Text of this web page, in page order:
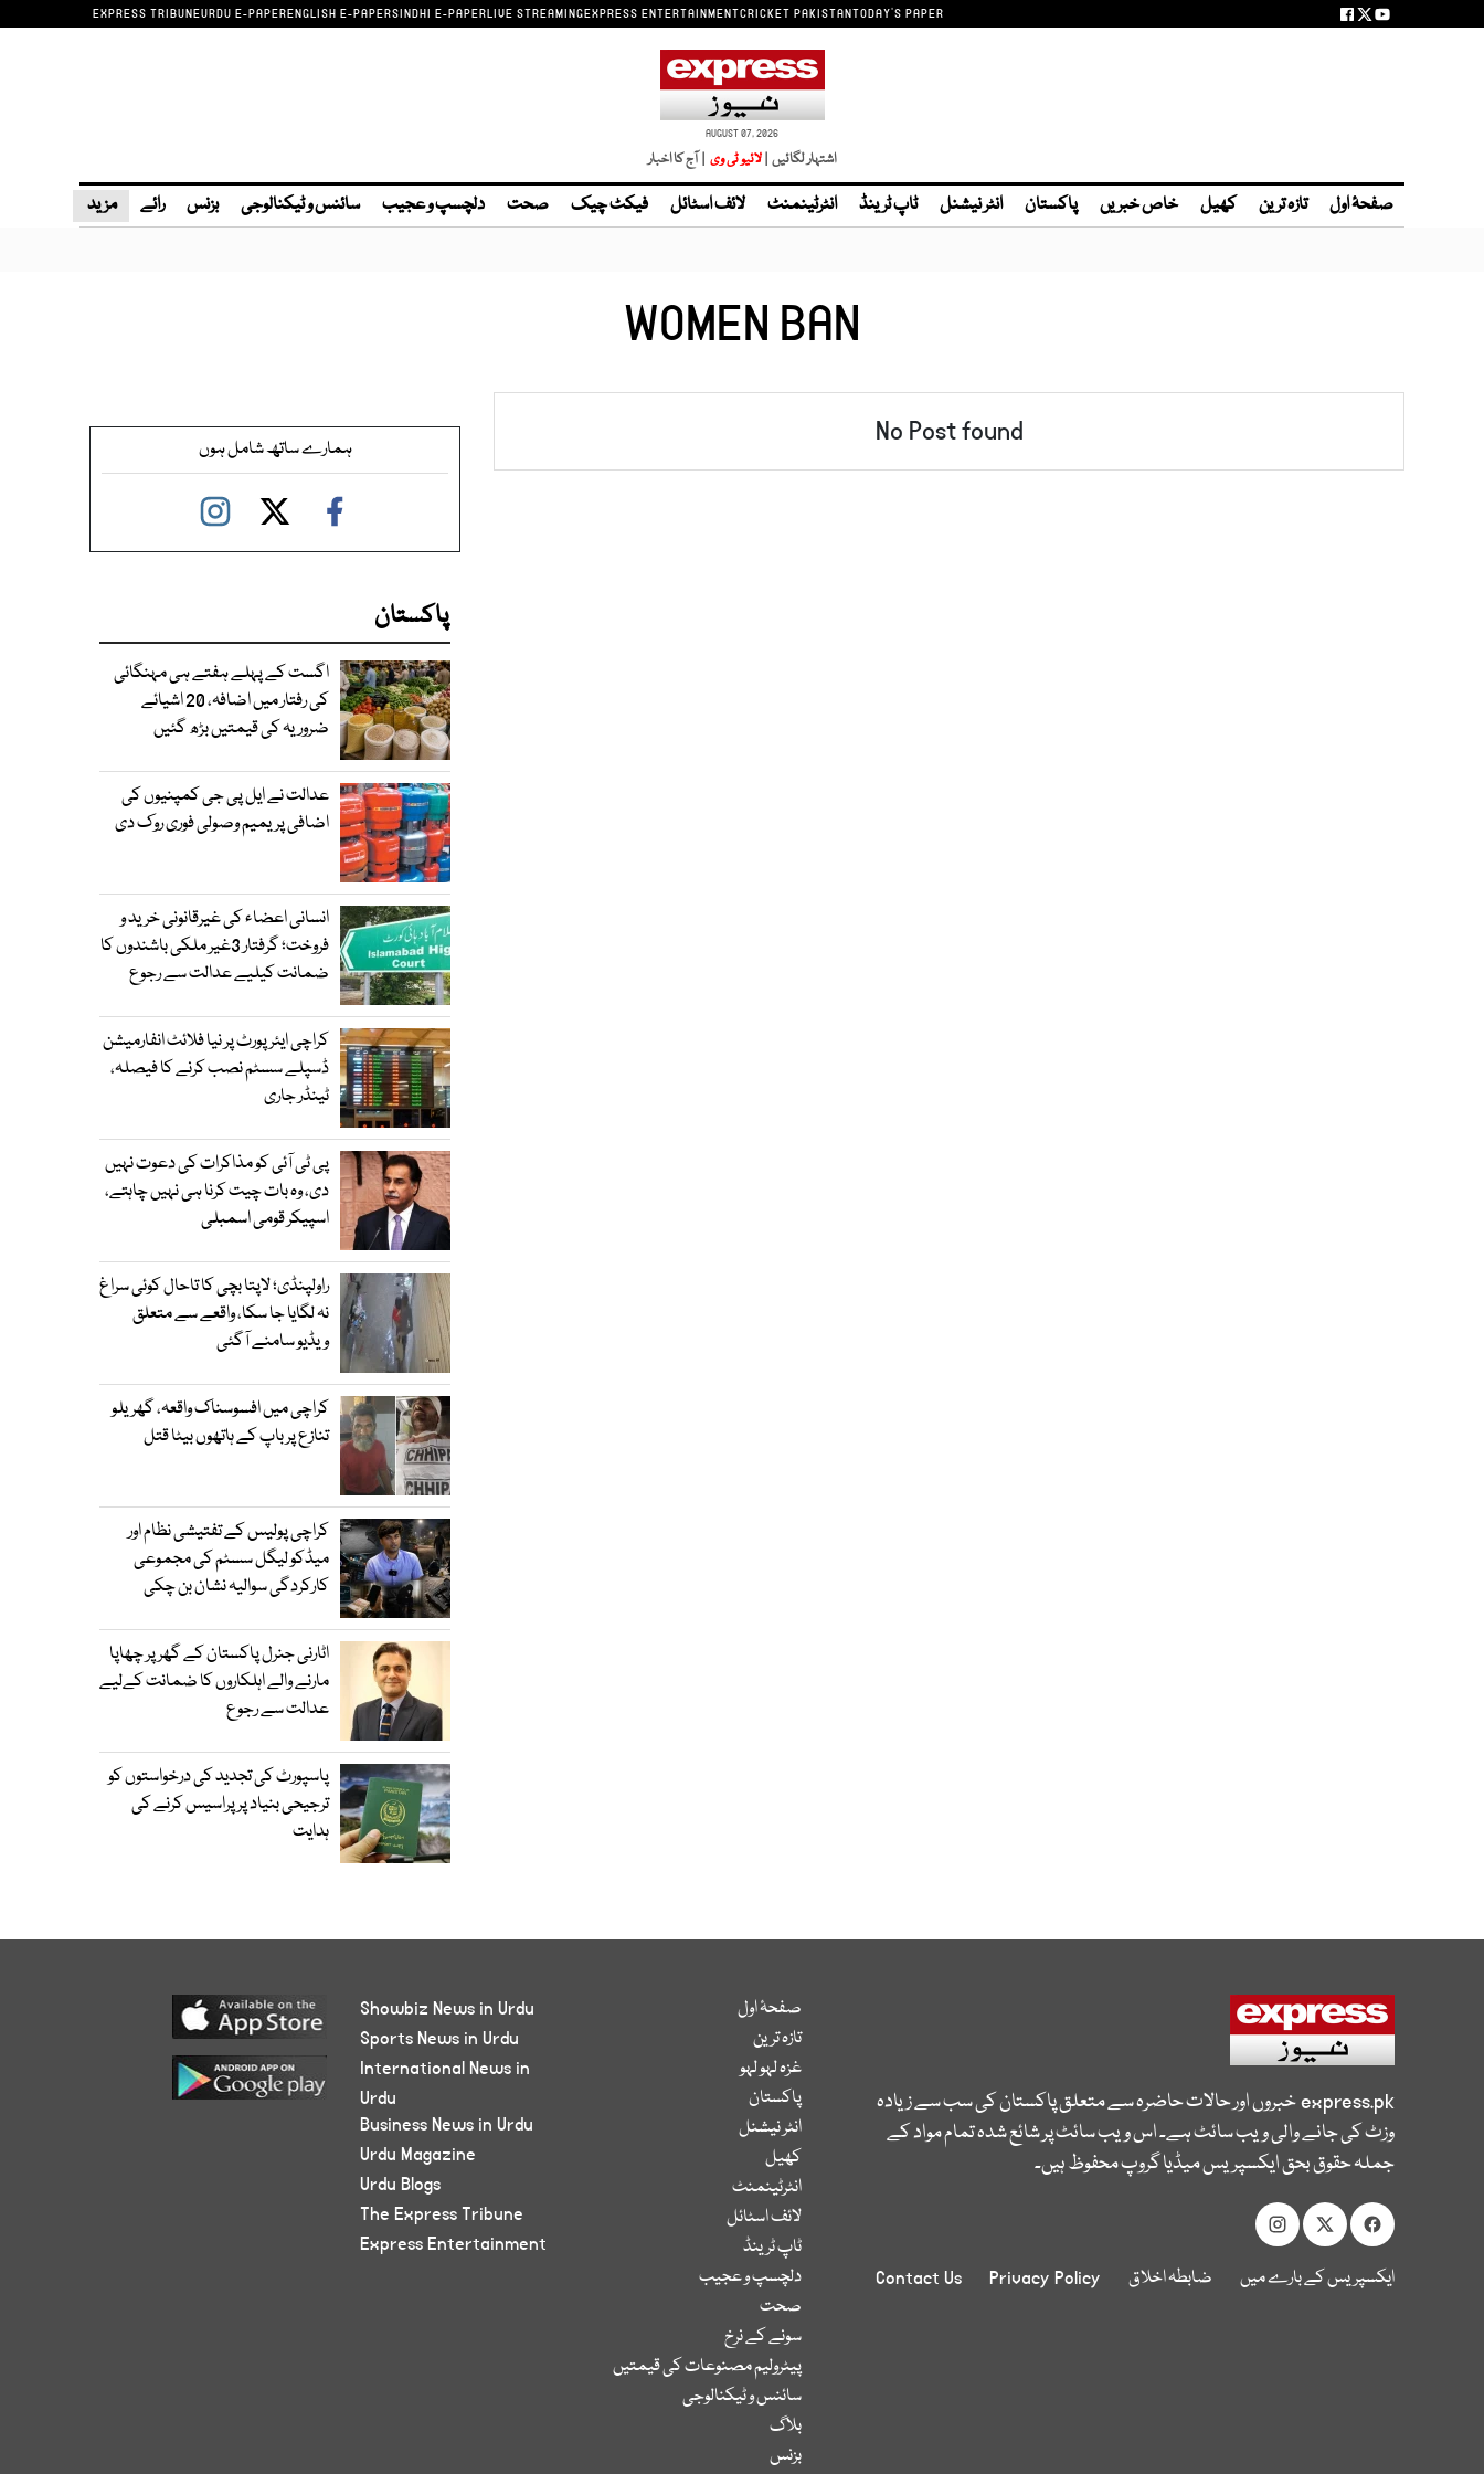
EXPRESS TRIBUNEURDU E-PAPERENGLISH E-PAPERSINDHI E-PAPERLIVE STREAMINGEXPRESS ENTERTAINMENTCRICKET PAKISTANTODAY'S PAPER
AUGUST 07, 2026
اشتہار لگائیں | | آج کا اخبار
صفحۂ اول تازہ ترین کھیل خاص خبریں پاکستان انٹر نیشنل ٹاپ ٹرینڈ انٹرٹینمنٹ لائف اسٹائل فیکٹ چیک صحت دلچسپ و عجیب سائنس و ٹیکنالوجی بزنس رائے مزید
WOMEN BAN
No Post found ہمارے ساتھ شامل ہوں
پاکستان
اگست کے پہلے ہفتے ہی مہنگائی
کی رفتار میں اضافہ، 20 اشیائے
ضروریہ کی قیمتیں بڑھ گئیں
عدالت نے ایل پی جی کمپنیوں کی
اضافی پریمیم وصولی فوری روک دی
انسانی اعضاء کی غیرقانونی خرید و
فروخت؛ گرفتار 3غیر ملکی باشندوں کا
ضمانت کیلیے عدالت سے رجوع
کراچی ایئرپورٹ پر نیا فلائٹ انفارمیشن
ڈسپلے سسٹم نصب کرنے کا فیصلہ،
ٹینڈر جاری
پی ٹی آئی کو مذاکرات کی دعوت نہیں
دی، وہ بات چیت کرنا ہی نہیں چاہتے،
اسپیکر قومی اسمبلی
راولپنڈی؛ لاپتا بچی کا تاحال کوئی سراغ
نہ لگایا جا سکا، واقعے سے متعلق
ویڈیو سامنے آگئی
کراچی میں افسوسناک واقعہ، گھریلو
تنازع پر باپ کے ہاتھوں بیٹا قتل
کراچی پولیس کے تفتیشی نظام اور
میڈکو لیگل سسٹم کی مجموعی
کارکردگی سوالیہ نشان بن چکی
اٹارنی جنرل پاکستان کے گھر پر چھاپا
مارنے والے اہلکاروں کا ضمانت کےلیے
عدالت سے رجوع
پاسپورٹ کی تجدید کی درخواستوں کو
ترجیحی بنیاد پر پراسیس کرنے کی
ہدایت
express.pkخبروں اور حالات حاضرہ سے متعلق پاکستان کی سب سے زیادہ
وزٹ کی جانے والی ویب سائٹ ہے۔ اس ویب سائٹ پر شائع شدہ تمام مواد کے
جملہ حقوق بحق ایکسپریس میڈیا گروپ محفوظ ہیں۔
ایکسپریس کے بارے میں ضابطہ اخلاق Privacy Policy
Contact Us
صفحۂ اول
تازہ ترین
غزہ لہو لہو
پاکستان
انٹر نیشنل
کھیل
انٹرٹینمنٹ
لائف اسٹائل
ٹاپ ٹرینڈ
دلچسپ و عجیب
صحت
سونے کے نرخ
پیٹرولیم مصنوعات کی قیمتیں
سائنس و ٹیکنالوجی
بلاگ
بزنس
Showbiz News in Urdu
Sports News in Urdu
International News in
Urdu
Business News in Urdu
Urdu Magazine
Urdu Blogs
The Express Tribune
Express Entertainment